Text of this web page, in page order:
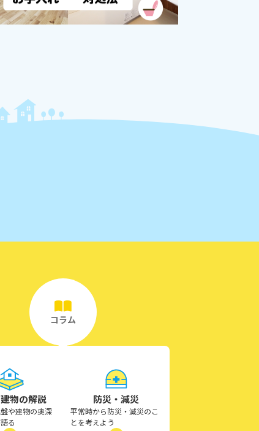
コラム
物の解説
や建物の奥深
る
防災・減災
平常時から防災・減災のこ
とを考えよう